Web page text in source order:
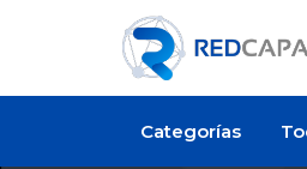
Categorías